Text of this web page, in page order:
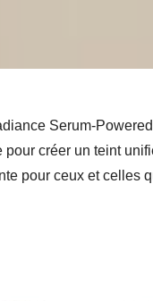
Serum-
créer un teint
pour ceux et celles